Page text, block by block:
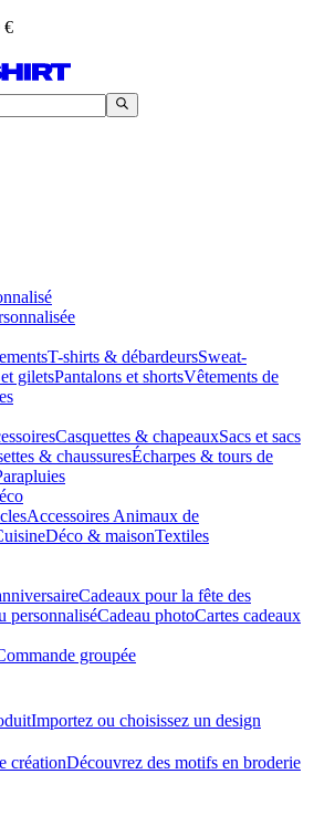
€
T-shirts & débardeursSweat-
giletsPantalons et shortsVêtements de
Casquettes & chapeauxSacs et sacs
& chaussuresÉcharpes & tours de
Accessoires Animaux de
Déco & maisonTextiles
Cadeaux pour la fête des
personnaliséCadeau photoCartes cadeaux
groupée
Importez ou choisissez un design
créationDécouvrez des motifs en broderie